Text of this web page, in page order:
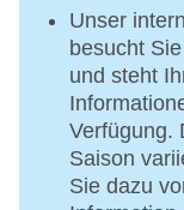
Unser
besucht
und steht
Verfügung.
Saison
Sie dazu